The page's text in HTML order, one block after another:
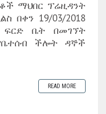
ማህበር ፕሬዚዳንት
በቀን 19/03/2018
ቤት በመገኘት
ችሎት ዳኞች
READ MORE